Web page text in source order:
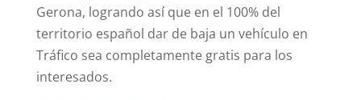
Gerona, logrando así que en el 100% del
territorio español dar de baja un vehículo en
Tráfico sea completamente gratis para los
interesados.